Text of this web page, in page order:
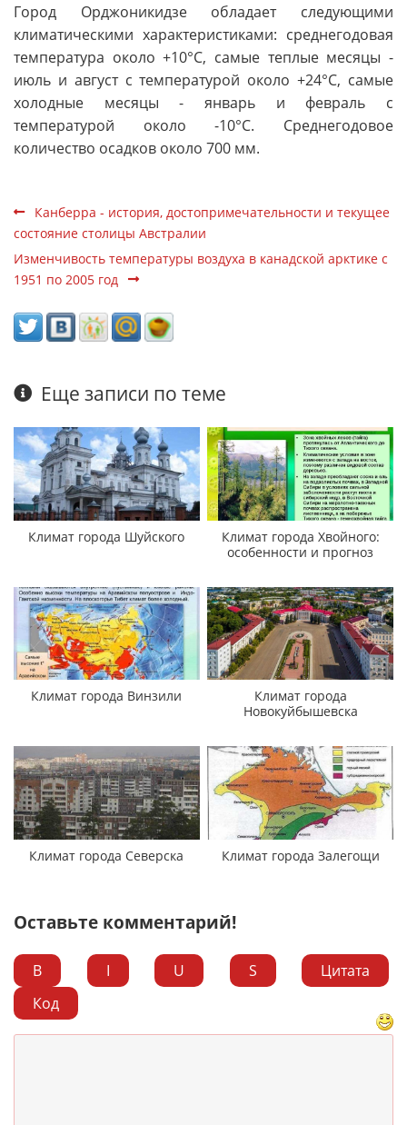
Город Орджоникидзе обладает следующими
климатическими характеристиками: среднегодовая
температура около +10°С, самые теплые месяцы -
июль и август с температурой около +24°С, самые
холодные месяцы - январь и февраль с
температурой около -10°С. Среднегодовое
количество осадков около 700 мм.
Канберра - история, достопримечательности и текущее
состояние столицы Австралии
Изменчивость температуры воздуха в канадской арктике с
1951 по 2005 год
Еще записи по теме
Климат города Шуйского
Климат города Хвойного:
особенности и прогноз
Климат города Винзили
Климат города
Новокуйбышевска
Климат города Северска Климат города Залегощи
Оставьте комментарий!
B I U S
Цитата
Код